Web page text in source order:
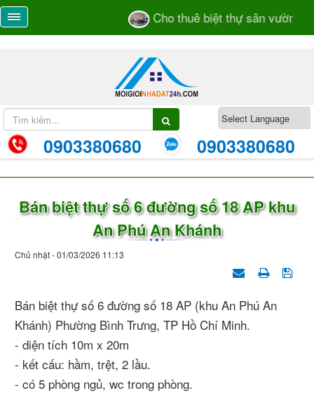
Cho thuê biệt thự sân vườn số
0903380680 0903380680
Bán biệt thự số 6 đường số 18 AP khu
An Phú An Khánh
Chủ nhật - 01/03/2026 11:13
Bán biệt thự số 6 đường số 18 AP (khu An Phú An
Khánh) Phường Bình Trưng, TP Hồ Chí Minh.
- diện tích 10m x 20m
- kết cấu: hầm, trệt, 2 lầu.
- có 5 phòng ngủ, wc trong phòng.